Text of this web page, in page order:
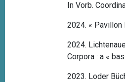
In Vorb.
2024. « Pavillon
2024.
Corpora : a «
2023. Loder